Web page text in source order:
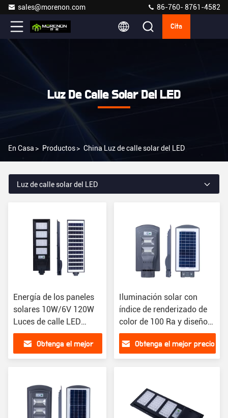
sales@morenon.com 86-760- 8761-4582
Cita
Luz De Calle Solar Del LED
En Casa > Productos> China Luz de calle solar del LED
Luz de calle solar del LED
Energía de los paneles
solares 10W/6V 120W
Luces de calle LED
inteligentes al aire libre
para iluminación del
jardín
Obtenga el mejor
Iluminación solar con
índice de renderizado de
color de 100 Ra y diseño
LED integrado
Obtenga el mejor precio